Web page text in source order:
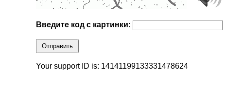
Введите код с картинки:
Отправить
Your support ID is: 14141199133331478624